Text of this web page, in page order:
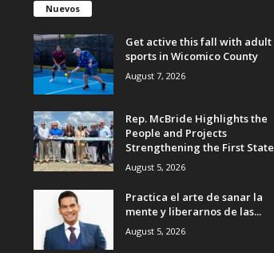
Nuevos
Get active this fall with adult
sports in Wicomico County
August 7, 2026
Rep. McBride Highlights the
People and Projects
Strengthening the First State
August 5, 2026
Practica el arte de sanar la
mente y liberarnos de las...
August 5, 2026